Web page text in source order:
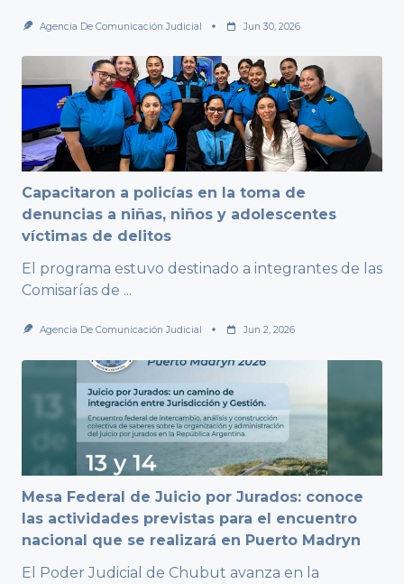
Agencia De Comunicación Judicial Jun 30, 2026
Capacitaron a policías en la toma de
denuncias a niñas, niños y adolescentes
víctimas de delitos
El programa estuvo destinado a integrantes de las
Comisarías de ...
Agencia De Comunicación Judicial Jun 2, 2026
Mesa Federal de Juicio por Jurados: conoce
las actividades previstas para el encuentro
nacional que se realizará en Puerto Madryn
El Poder Judicial de Chubut avanza en la